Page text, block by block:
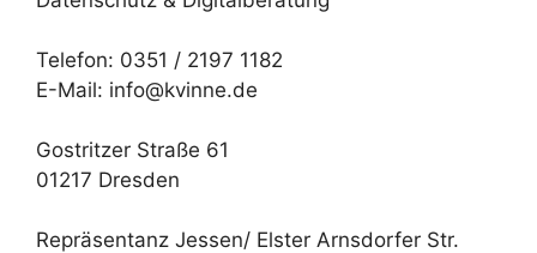
Telefon: 0351 / 2197 1182
E-Mail: info@kvinne.de
Gostritzer Straße 61
01217 Dresden
Repräsentanz Jessen/ Elster Arnsdorfer Str.